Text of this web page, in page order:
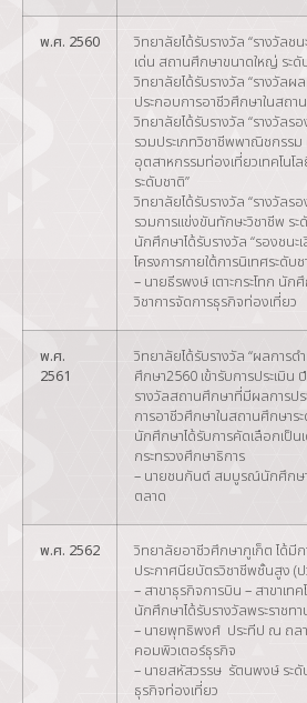
พ.ศ. 2560
วิทยาลัยได้รับรางวัล “รางวัลช
เด่น สถานศึกษาขนาดใหญ่ ระดั
วิทยาลัยได้รับรางวัล “รางวัลผ
ประกอบการอาชีวศึกษาในสถา
วิทยาลัยได้รับรางวัล “รางวัลร
รวมประเภทวิชาชีพพาณิชกรร
อุตสาหกรรมท่องเที่ยวเทคโนโ
ระดับชาติ”
วิทยาลัยได้รับรางวัล “รางวัลร
รวมการแข่งขันทักษะวิชาชีพ ระ
นักศึกษาได้รับรางวัล “รองชน
โครงการภายใต้การนิเทศระดับช
– นายธีรพงษ์ เตาะกระโทก นั
วิชาการจัดการธุรกิจท่องเที่ยว
พ.ศ.
2561
วิทยาลัยได้รับรางวัล “ผลการด
ศึกษา2560 เข้ารับการประเมิน
รางวัลสถานศึกษาที่มีผลการป
การอาชีวศึกษาในสถานศึกษาร
นักศึกษาได้รับการคัดเลือกเป็น
กระทรวงศึกษาธิการ
– นายชนกันต์ สมบูรณ์นักศึกษ
ตลาด
พ.ศ. 2562
วิทยาลัยอาชีวศึกษาภูเก็ต ได้มีก
ประกาศนียบัตรวิชาชีพชั้นสูง (ป
– สาขาธุรกิจการบิน – สาขาเท
นักศึกษาได้รับรางวัลพระราชท
– นายพุทธิพงศ์ ประทีป ณ ถลา
คอมพิวเตอร์ธุรกิจ
– นายสหัสวรรษ รัตนพงษ์ ระดั
ธุรกิจท่องเที่ยว